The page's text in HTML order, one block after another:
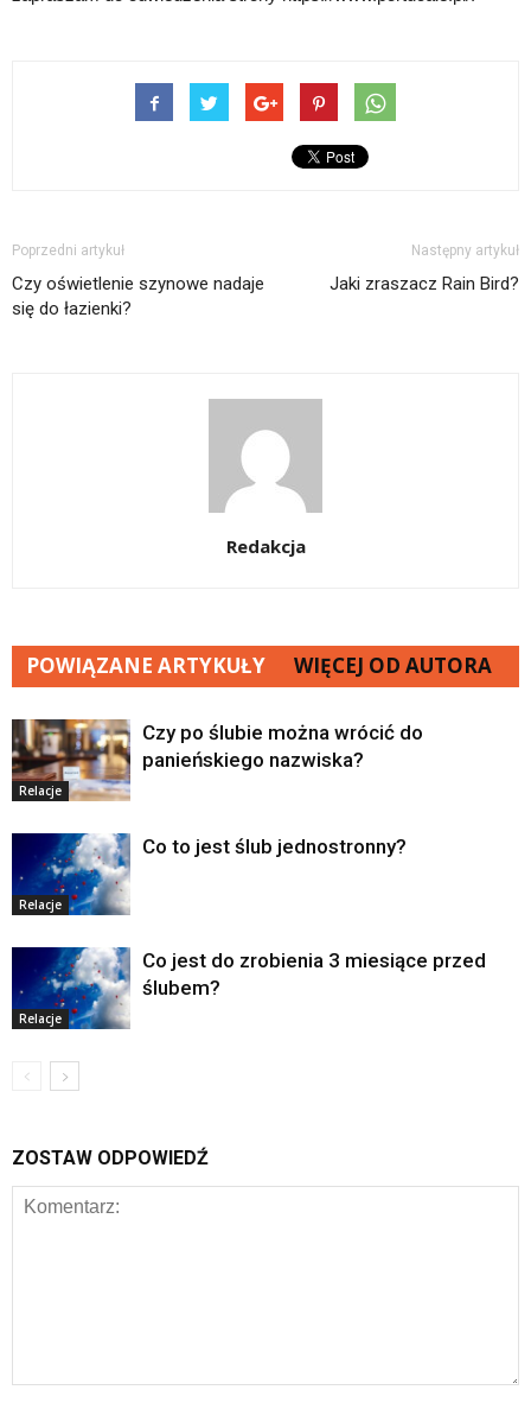
Poprzedni artykuł
Czy oświetlenie szynowe nadaje
się do łazienki?
Następny artykuł
Jaki zraszacz Rain Bird?
Redakcja
POWIĄZANE ARTYKUŁY WIĘCEJ OD AUTORA
Relacje
Czy po ślubie można wrócić do
panieńskiego nazwiska?
Relacje
Co to jest ślub jednostronny?
Relacje
Co jest do zrobienia 3 miesiące przed
ślubem?
ZOSTAW ODPOWIEDŹ